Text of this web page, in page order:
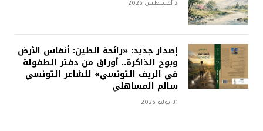
2 أغسطس 2026
إصدار جديد: «رائحة الطين: أنفاس الأرض
وبوح الذاكرة.. أوراق من دفتر الطفولة
في الريف التونسي» للشاعر التونسي
سالم المساهلي
31 يوليو 2026